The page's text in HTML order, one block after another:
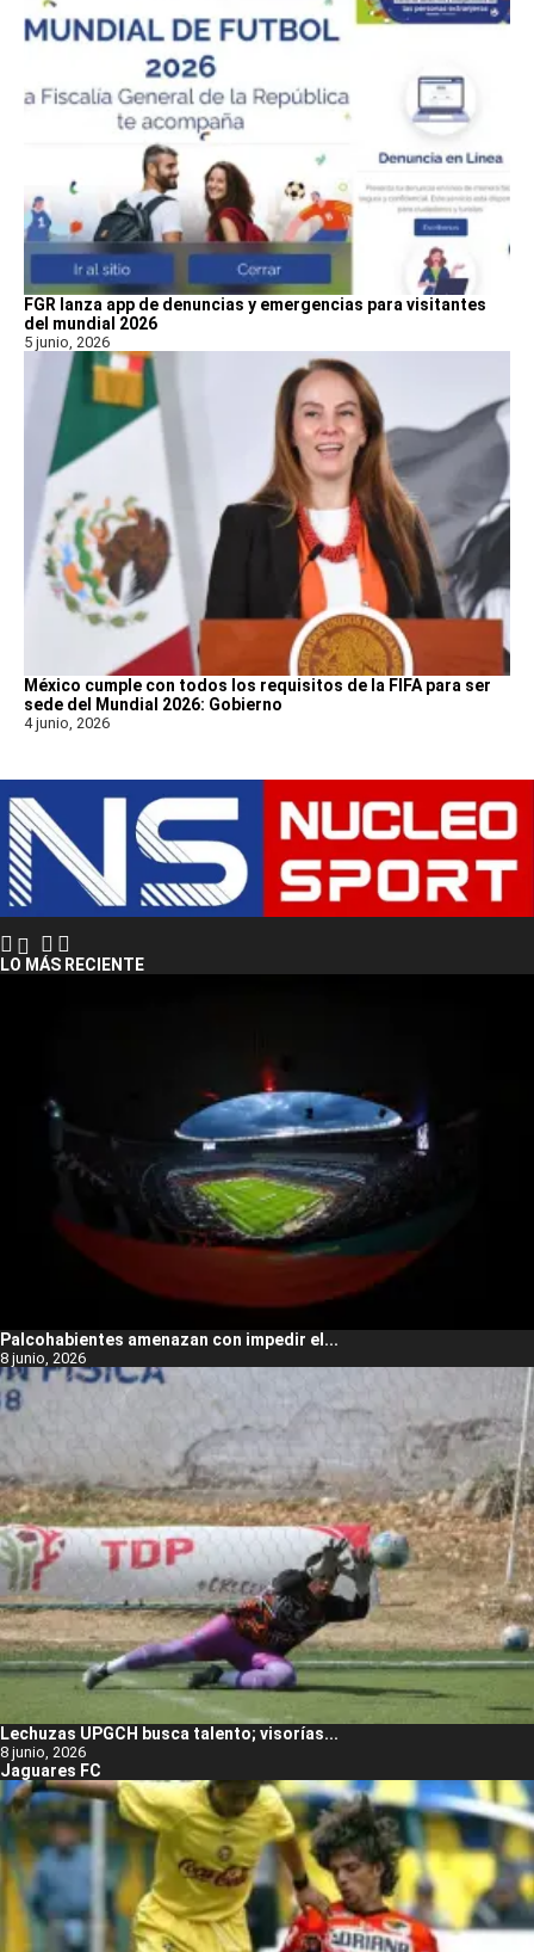
FGR lanza app de denuncias y emergencias para visitantes
del mundial 2026
5 junio, 2026
México cumple con todos los requisitos de la FIFA para ser
sede del Mundial 2026: Gobierno
4 junio, 2026
LO MÁS RECIENTE
Palcohabientes amenazan con impedir el...
8 junio, 2026
Lechuzas UPGCH busca talento; visorías...
8 junio, 2026
Jaguares FC